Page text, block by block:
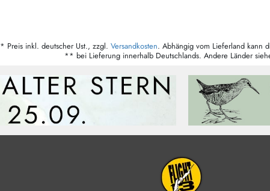
* Preis inkl. deutscher Ust., zzgl. Versandkosten. Abhängig vom Lieferland kann
** bei Lieferung innerhalb Deutschlands. Andere Länder